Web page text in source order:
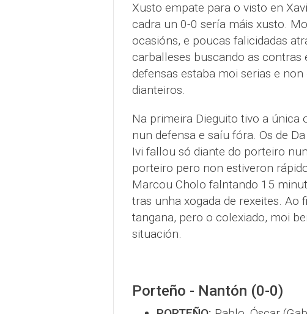
Xusto empate para o visto en
cadra un 0-0 sería máis xusto.
ocasións, e poucas falicidadas
carballeses buscando as contras
defensas estaba moi serias e
dianteiros.
Na primeira Dieguito tivo a
nun defensa e saíu fóra. Os de
Ivi fallou só diante do porteiro
porteiro pero non estiveron
Marcou Cholo falntando 15
tras unha xogada de rexeites.
tangana, pero o colexiado, moi
situación.
Porteño - Nantón (0-0)